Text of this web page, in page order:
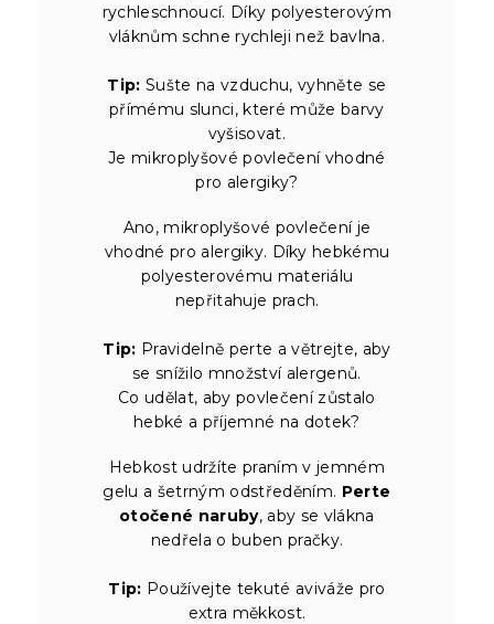
rychleschnoucí. Díky polyesterovým
vláknům schne rychleji než bavlna.
Tip: Sušte na vzduchu, vyhněte se
přímému slunci, které může barvy
vyšisovat.
Je mikroplyšové povlečení vhodné
pro alergiky?
Ano, mikroplyšové povlečení je
vhodné pro alergiky. Díky hebkému
polyesterovému materiálu
nepřitahuje prach.
Tip: Pravidelně perte a větrejte, aby
se snížilo množství alergenů.
Co udělat, aby povlečení zůstalo
hebké a příjemné na dotek?
Hebkost udržíte praním v jemném
gelu a šetrným odstředěním. Perte
otočené naruby, aby se vlákna
nedřela o buben pračky.
Tip: Používejte tekuté aviváže pro
extra měkkost.